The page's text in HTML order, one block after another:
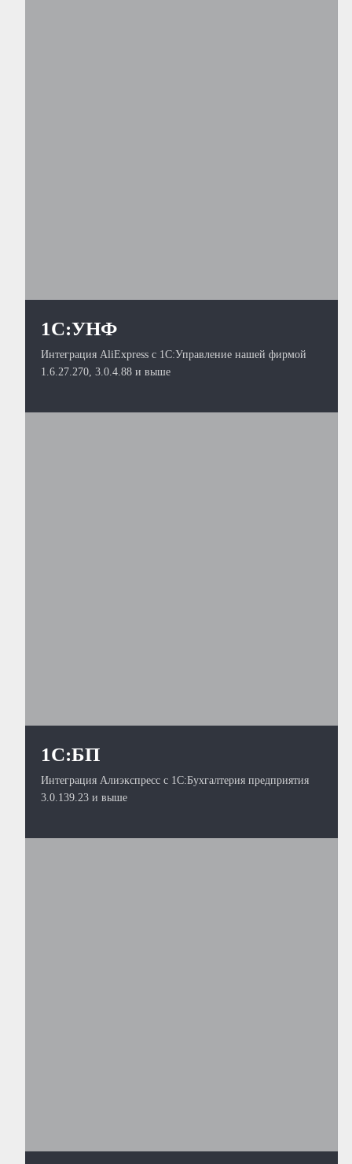
1С:УНФ
Интеграция AliExpress с 1С:Управление нашей фирмой
1.6.27.270, 3.0.4.88 и выше
1С:БП
Интеграция Алиэкспресс с 1С:Бухгалтерия предприятия
3.0.139.23 и выше